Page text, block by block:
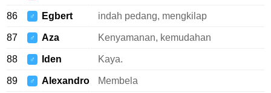
86 ♂ Egbert indah pedang, mengkilap
87 ♂ Aza Kenyamanan, kemudahan
88 ♂ Iden Kaya.
89 ♂ Alexandro Membela